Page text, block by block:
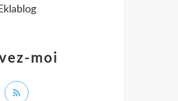
moi
Eklablog